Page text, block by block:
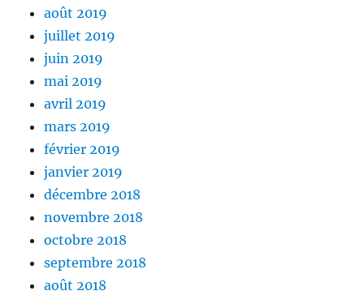
août 2019
juillet 2019
juin 2019
mai 2019
avril 2019
mars 2019
février 2019
janvier 2019
décembre 2018
novembre 2018
octobre 2018
septembre 2018
août 2018